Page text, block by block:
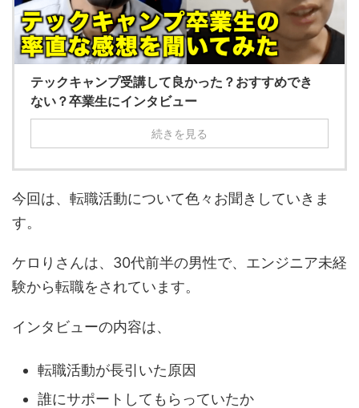
テックキャンプ受講して良かった？おすすめでき
ない？卒業生にインタビュー
続きを見る
今回は、転職活動について色々お聞きしていきま
す。
ケロりさんは、30代前半の男性で、エンジニア未経
験から転職をされています。
インタビューの内容は、
転職活動が長引いた原因
誰にサポートしてもらっていたか